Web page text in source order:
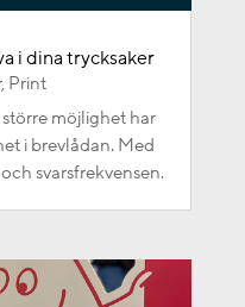
i dina trycksaker
, Print
möjlighet har
i brevlådan. Med
svarsfrekvensen.